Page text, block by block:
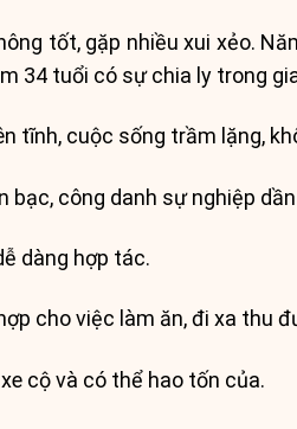
tốt, gặp nhiều xui xẻo.
34 tuổi có sự chia ly trong
tĩnh, cuộc sống trầm lặng,
bạc, công danh sự nghiệp
dàng hợp tác.
cho việc làm ăn, đi xa thu
cộ và có thể hao tốn của.